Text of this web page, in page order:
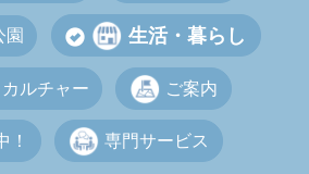
園 生活・暮らし
ルチャー ご案内
！ 専門サービス